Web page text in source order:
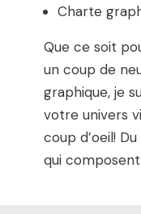
Charte
Que ce soit
un coup de
graphique, je
votre univers
coup d’oeil!
qui